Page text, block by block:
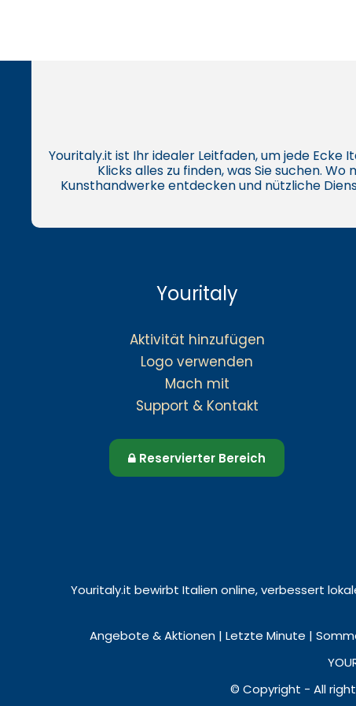
Youritaly.it ist Ihr idealer Leitfaden, um jede
Klicks alles zu finden, was Sie suchen.
Kunsthandwerke entdecken und nützliche
Youritaly
Aktivität hinzufügen
Logo verwenden
Mach mit
Support & Kontakt
Reservierter Bereich
Youritaly.it bewirbt Italien online, verbessert
Angebote & Aktionen | Letzte Minute |
© Copyright - All